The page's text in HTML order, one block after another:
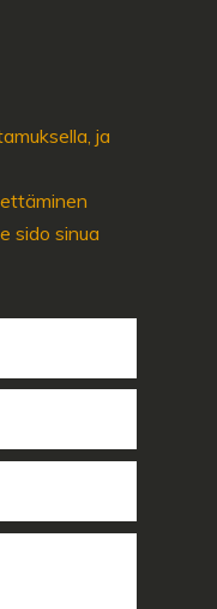
ja
sido sinua